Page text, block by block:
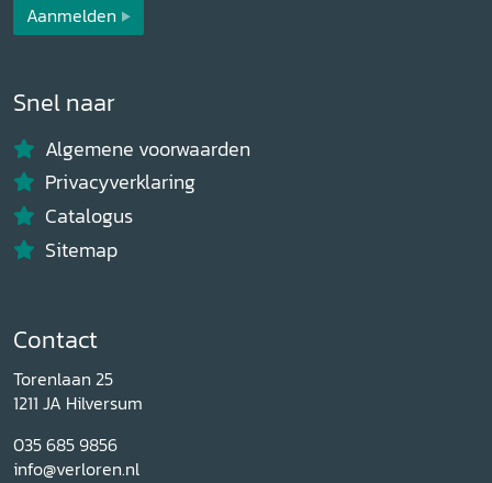
Aanmelden
Snel naar
Algemene voorwaarden
Privacyverklaring
Catalogus
Sitemap
Contact
Torenlaan 25
1211 JA Hilversum
035 685 9856
info@verloren.nl